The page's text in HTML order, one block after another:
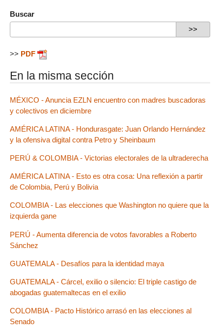
Buscar
>> PDF
En la misma sección
MÉXICO - Anuncia EZLN encuentro con madres buscadoras
y colectivos en diciembre
AMÉRICA LATINA - Hondurasgate: Juan Orlando Hernández
y la ofensiva digital contra Petro y Sheinbaum
PERÚ & COLOMBIA - Victorias electorales de la ultraderecha
AMÉRICA LATINA - Esto es otra cosa: Una reflexión a partir
de Colombia, Perú y Bolivia
COLOMBIA - Las elecciones que Washington no quiere que la
izquierda gane
PERÚ - Aumenta diferencia de votos favorables a Roberto
Sánchez
GUATEMALA - Desafíos para la identidad maya
GUATEMALA - Cárcel, exilio o silencio: El triple castigo de
abogadas guatemaltecas en el exilio
COLOMBIA - Pacto Histórico arrasó en las elecciones al
Senado